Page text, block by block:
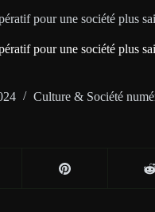
pour une société plus
pour une société plus
Culture & Société